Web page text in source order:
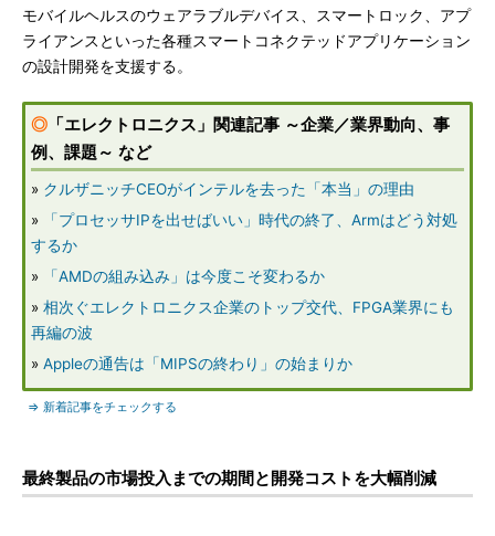
モバイルヘルスのウェアラブルデバイス、スマートロック、アプ
ライアンスといった各種スマートコネクテッドアプリケーション
の設計開発を支援する。
◎ 「エレクトロニクス」関連記事 ～企業／業界動向、事
例、課題～ など
» クルザニッチCEOがインテルを去った「本当」の理由
»
「プロセッサIPを出せばいい」時代の終了、Armはどう対処
するか
»
「AMDの組み込み」は今度こそ変わるか
» 相次ぐエレクトロニクス企業のトップ交代、FPGA業界にも
再編の波
» Appleの通告は「MIPSの終わり」の始まりか
⇒ 新着記事をチェックする
最終製品の市場投入までの期間と開発コストを大幅削減